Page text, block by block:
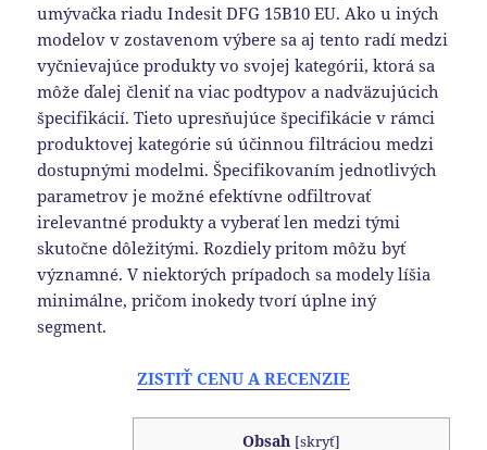
umývačka riadu Indesit DFG 15B10 EU. Ako u iných
modelov v zostavenom výbere sa aj tento radí medzi
vyčnievajúce produkty vo svojej kategórii, ktorá sa
môže ďalej členiť na viac podtypov a nadväzujúcich
špecifikácií. Tieto upresňujúce špecifikácie v rámci
produktovej kategórie sú účinnou filtráciou medzi
dostupnými modelmi. Špecifikovaním jednotlivých
parametrov je možné efektívne odfiltrovať
irelevantné produkty a vyberať len medzi tými
skutočne dôležitými. Rozdiely pritom môžu byť
významné. V niektorých prípadoch sa modely líšia
minimálne, pričom inokedy tvorí úplne iný
segment.
ZISTIŤ CENU A RECENZIE
Obsah [skryť]